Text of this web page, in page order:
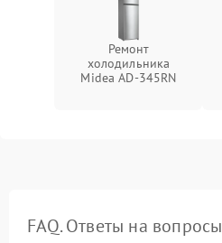
Ремонт
холодильника
Midea AD-345RN
FAQ. Ответы на вопросы